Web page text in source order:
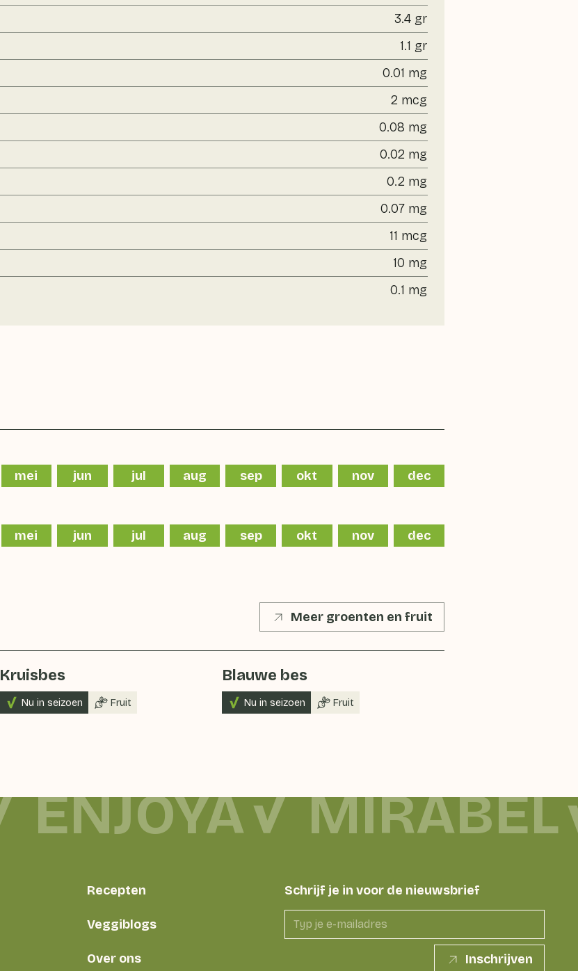
3.4 gr
1.1 gr
0.01 mg
2 mcg
0.08 mg
0.02 mg
0.2 mg
0.07 mg
11 mcg
10 mg
0.1 mg
mei jun jul aug sep okt nov dec
mei jun jul aug sep okt nov dec
Meer groenten en fruit
Kruisbes
Nu in seizoen Fruit
Blauwe bes
Nu in seizoen Fruit
ENJOYA MIRABEL
Recepten
Veggiblogs
Over ons
Schrijf je in voor de nieuwsbrief
Inschrijven